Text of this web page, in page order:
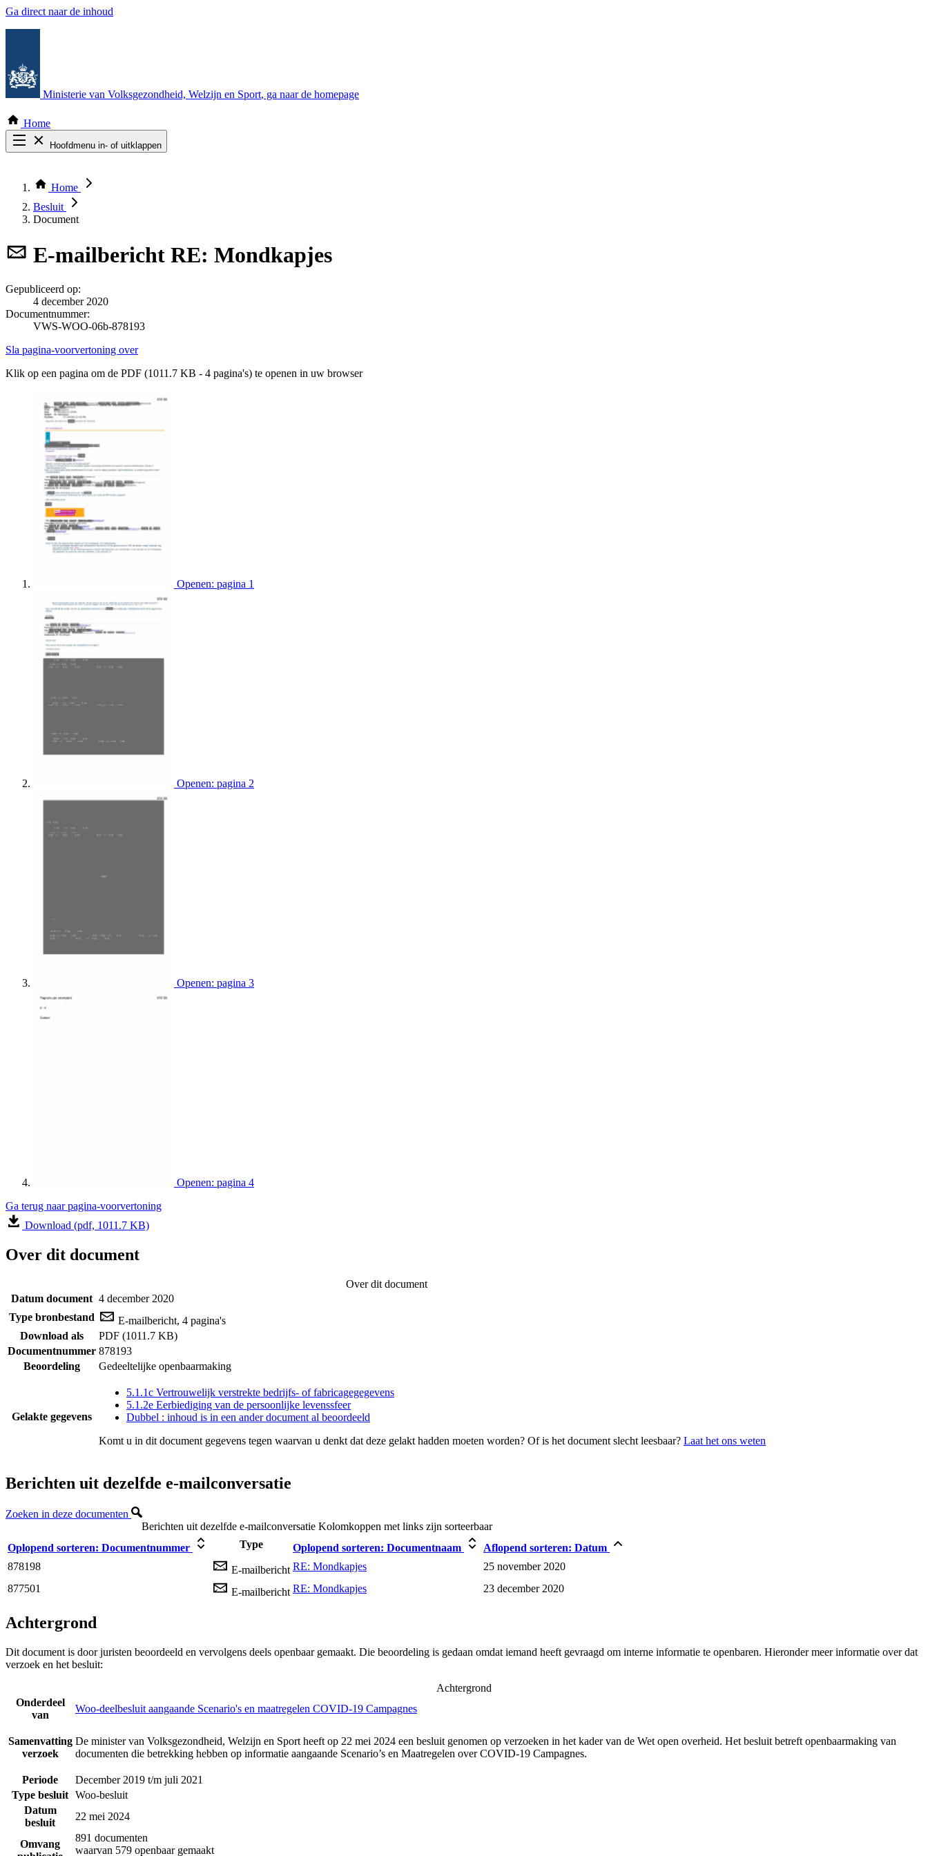
Ga direct naar de inhoud
Ministerie van Volksgezondheid, Welzijn en Sport, ga naar de homepage
Home
Hoofdmenu in- of uitklappen
Thema COVID-19
Bekijk per bestuursorgaan
Home
Besluit
Document
E-mailbericht RE: Mondkapjes
Gepubliceerd op:
4 december 2020
Documentnummer:
VWS-WOO-06b-878193
Sla pagina-voorvertoning over
Klik op een pagina om de PDF (1011.7 KB - 4 pagina's) te openen in uw browser
Openen: pagina 1
Openen: pagina 2
Openen: pagina 3
Openen: pagina 4
Ga terug naar pagina-voorvertoning
Download (pdf, 1011.7 KB)
Over dit document
Over dit document
Datum document 4 december 2020
Type bronbestand
E-mailbericht, 4 pagina's
Download als
PDF (1011.7 KB)
Documentnummer 878193
Beoordeling
Gedeeltelijke openbaarmaking
Gelakte gegevens
5.1.1c Vertrouwelijk verstrekte bedrijfs- of fabricagegegevens
5.1.2e Eerbiediging van de persoonlijke levenssfeer
Dubbel : inhoud is in een ander document al beoordeeld
Komt u in dit document gegevens tegen waarvan u denkt dat deze gelakt hadden moeten worden? Of is het document slecht leesbaar? Laat het ons weten
Berichten uit dezelfde e-mailconversatie
Zoeken in deze documenten
Berichten uit dezelfde e-mailconversatie Kolomkoppen met links zijn sorteerbaar
Oplopend sorteren: Documentnummer Type Oplopend sorteren: Documentnaam Aflopend sorteren: Datum
878198
E-mailbericht RE: Mondkapjes
25 november 2020
877501
E-mailbericht RE: Mondkapjes 23 december 2020
Achtergrond
Dit document is door juristen beoordeeld en vervolgens deels openbaar gemaakt. Die beoordeling is gedaan omdat iemand heeft gevraagd om interne informatie te openbaren. Hieronder meer informatie over dat
verzoek en het besluit:
Achtergrond
Onderdeel
van
Woo-deelbesluit aangaande Scenario's en maatregelen COVID-19 Campagnes
Samenvatting
verzoek
De minister van Volksgezondheid, Welzijn en Sport heeft op 22 mei 2024 een besluit genomen op verzoeken in het kader van de Wet open overheid. Het besluit betreft openbaarmaking van
documenten die betrekking hebben op informatie aangaande Scenario’s en Maatregelen over COVID-19 Campagnes.
Periode
December 2019 t/m juli 2021
Type besluit Woo-besluit
Datum
besluit
22 mei 2024
Omvang
891 documenten
waarvan 579 openbaar gemaakt